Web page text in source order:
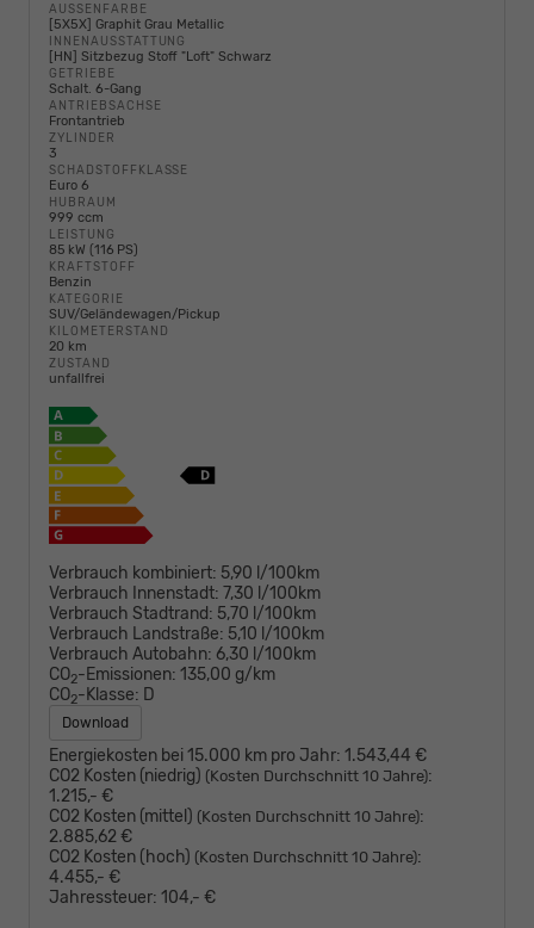
AUSSENFARBE
[5X5X] Graphit Grau Metallic
INNENAUSSTATTUNG
[HN] Sitzbezug Stoff "Loft" Schwarz
GETRIEBE
Schalt. 6-Gang
ANTRIEBSACHSE
Frontantrieb
ZYLINDER
3
SCHADSTOFFKLASSE
Euro 6
HUBRAUM
999 ccm
LEISTUNG
85 kW (116 PS)
KRAFTSTOFF
Benzin
KATEGORIE
SUV/Geländewagen/Pickup
KILOMETERSTAND
20 km
ZUSTAND
unfallfrei
Verbrauch kombiniert: 5,90 l/100km
Verbrauch Innenstadt: 7,30 l/100km
Verbrauch Stadtrand: 5,70 l/100km
Verbrauch Landstraße: 5,10 l/100km
Verbrauch Autobahn: 6,30 l/100km
CO2-Emissionen: 135,00 g/km
CO2-Klasse: D
Download
Energiekosten bei 15.000 km pro Jahr: 1.543,44 €
CO2 Kosten (niedrig) (Kosten Durchschnitt 10 Jahre):
1.215,- €
CO2 Kosten (mittel) (Kosten Durchschnitt 10 Jahre):
2.885,62 €
CO2 Kosten (hoch) (Kosten Durchschnitt 10 Jahre):
4.455,- €
Jahressteuer: 104,- €